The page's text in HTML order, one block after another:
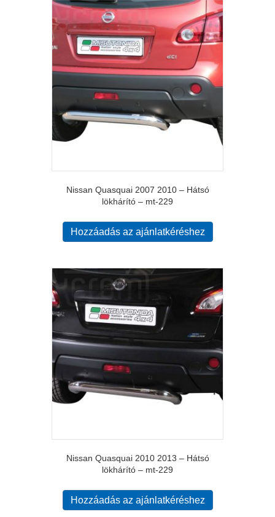
Nissan Quasquai 2007 2010 – Hátsó
lökhárító – mt-229
Hozzáadás az ajánlatkéréshez
Nissan Quasquai 2010 2013 – Hátsó
lökhárító – mt-229
Hozzáadás az ajánlatkéréshez